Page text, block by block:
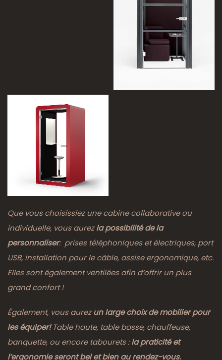
Que vous choisissiez une cabine collaborative ou
individuelle, vous aurezla possibilité de la
personnaliser: prises téléphoniques et électriques, port
USB, installation pour le câble, assise ergonomique, etc.
Elles sont également ventilées afin d’offrir un plus
grand confort !
Également, vous aurezun large choix de mobilier pour
les équiper!Table haute, table basse, chauffeuse,
banquette, ou encore tabourets :la praticité et
l’ergonomie seront bel et bien au rendez-vous.